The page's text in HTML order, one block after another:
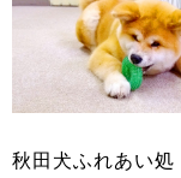
秋田犬ふれあい処